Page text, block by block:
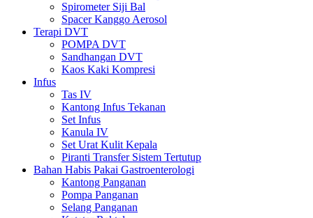
Spirometer Siji Bal
Spacer Kanggo Aerosol
Terapi DVT
POMPA DVT
Sandhangan DVT
Kaos Kaki Kompresi
Infus
Tas IV
Kantong Infus Tekanan
Set Infus
Kanula IV
Set Urat Kulit Kepala
Piranti Transfer Sistem Tertutup
Bahan Habis Pakai Gastroenterologi
Kantong Panganan
Pompa Panganan
Selang Panganan